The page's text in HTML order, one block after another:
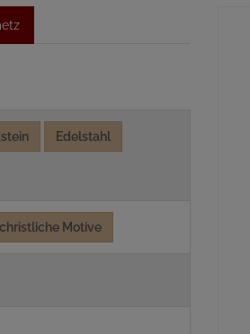
Edelstahl
christliche Motive